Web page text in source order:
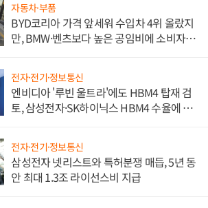
자동차·부품
BYD코리아 가격 앞세워 수입차 4위 올랐지
만, BMW·벤츠보다 높은 공임비에 소비자
전자·전기·정보통신
엔비디아 '루빈 울트라'에도 HBM4 탑재 검
토, 삼성전자·SK하이닉스 HBM4 수율에 주
전자·전기·정보통신
삼성전자 넷리스트와 특허분쟁 매듭, 5년 동
안 최대 1.3조 라이선스비 지급